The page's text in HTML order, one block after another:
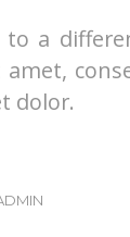
a
dolor.